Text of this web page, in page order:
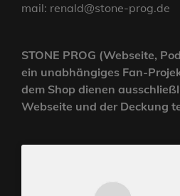
mail: renald@stone-prog.de
STONE PROG (Webseite,
ein unabhängiges Fan-
dem Shop dienen
Webseite und der Deckung